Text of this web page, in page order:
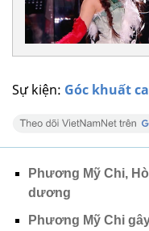
Sự kiện: Góc khuất
Phương Mỹ Chi,
dương
Phương Mỹ Chi